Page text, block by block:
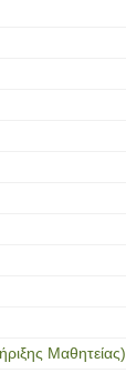
Μαθητείας)